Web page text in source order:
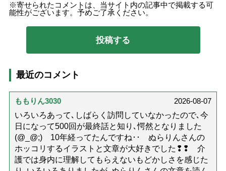
寄せられたコメントは、当サイト内の記事中で掲載する可
能性がございます。予めご了承ください。
最近のコメント
ももりん3030
2026-08-07
いろいろあって､しばらく訪問していなかったので､今
日になって500回が最終話と知り､愕然となりました
(@_@;) 10年経ってたんですね･･ ぬらりんさんの
ホッコリするイラストと文章が大好きでした❢❢ 介
護では身内に理解してもらえないもどかしさを感じた